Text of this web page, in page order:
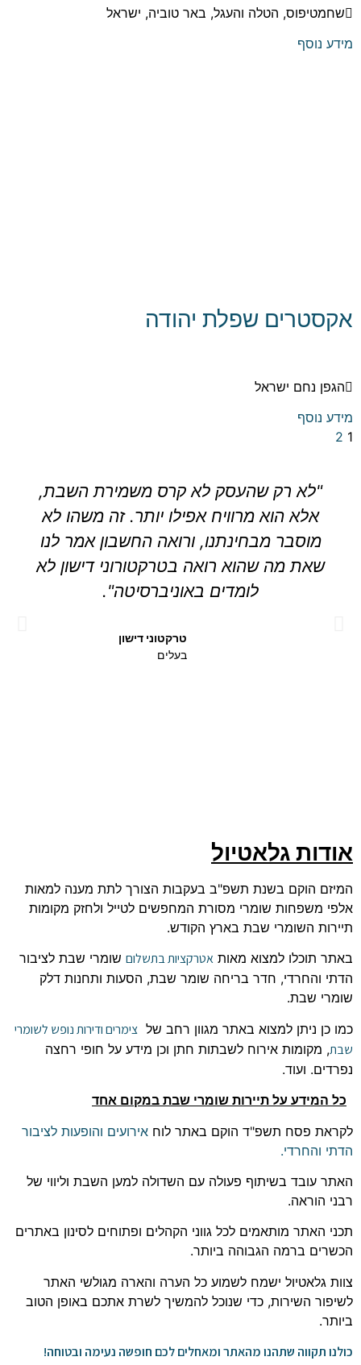
שחמטיפוס, הטלה והעגל, באר טוביה, ישראל
מידע נוסף
אקסטרים שפלת יהודה
הגפן נחם ישראל
מידע נוסף
1
2
"לא רק שהעסק לא קרס משמירת השבת,
אלא הוא מרוויח אפילו יותר. זה משהו לא
מוסבר מבחינתנו, ורואה החשבון אמר לנו
שאת מה שהוא רואה בטרקטורוני דישון לא
לומדים באוניברסיטה".
טרקטוני דישון
בעלים
אודות גלאטיול
המיזם הוקם בשנת תשפ"ב בעקבות הצורך לתת מענה למאות
אלפי משפחות שומרי מסורת המחפשים לטייל ולחזק מקומות
תיירות השומרי שבת בארץ הקודש.
באתר תוכלו למצוא מאות אטרקציות בתשלום שומרי שבת לציבור
הדתי והחרדי, חדר בריחה שומר שבת, הסעות ותחנות דלק
שומרי שבת.
כמו כן ניתן למצוא באתר מגוון רחב של צימרים ודירות נופש לשומרי
שבת, מקומות אירוח לשבתות חתן וכן מידע על חופי רחצה
נפרדים. ועוד.
כל המידע על תיירות שומרי שבת במקום אחד
לקראת פסח תשפ"ד הוקם באתר לוח אירועים והופעות לציבור
הדתי והחרדי.
האתר עובד בשיתוף פעולה עם השדולה למען השבת וליווי של
רבני הוראה.
תכני האתר מותאמים לכל גווני הקהלים ופתוחים לסינון באתרים
הכשרים ברמה הגבוהה ביותר.
צוות גלאטיול ישמח לשמוע כל הערה והארה מגולשי האתר
לשיפור השירות, כדי שנוכל להמשיך לשרת אתכם באופן הטוב
ביותר.
כולנו תקווה שתהנו מהאתר ומאחלים לכם חופשה נעימה ובטוחה!